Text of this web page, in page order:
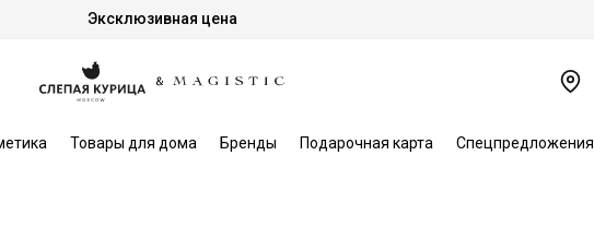
Эксклюзивная цена
Товары для дома Бренды Подарочная карта Спецпредложения